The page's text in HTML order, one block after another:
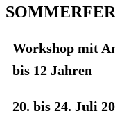
Workshop mit
bis 12 Jahren
20. bis 24. Juli